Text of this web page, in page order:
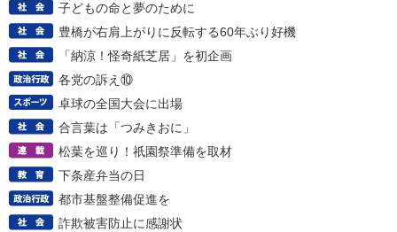
子どもの命と夢のために
豊橋が右肩上がりに反転する60年ぶり好機
「納涼！怪奇紙芝居」を初企画
各党の訴え⑩
卓球の全国大会に出場
合言葉は「つみきおに」
松葉を巡り！祇園祭準備を取材
下条産弁当の日
都市基盤整備促進を
詐欺被害防止に感謝状